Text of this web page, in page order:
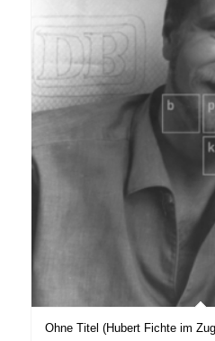
Ohne Titel (Hubert Fichte im